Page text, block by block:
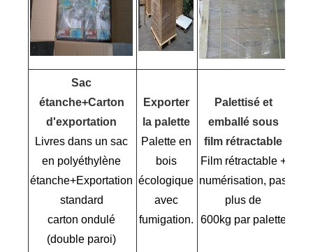
Sac
étanche+Carton
d'exportation
Livres dans un sac
en polyéthylène
étanche+Exportation
standard
carton ondulé
(double paroi)
Exporter
la palette
Palette en
bois
écologique
avec
fumigation.
Palettisé et
emballé sous
film rétractable
Film rétractable +
numérisation, pas
plus de
600kg par palette